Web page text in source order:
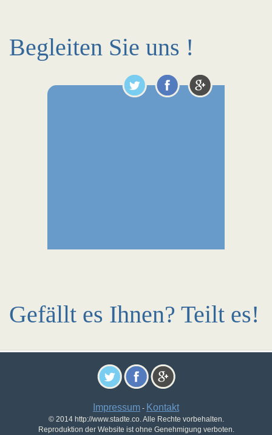
Begleiten Sie uns !
Gefällt es Ihnen? Teilt es!
Impressum - Kontakt
© 2014 http://www.stadte.co. Alle Rechte vorbehalten.
Reproduktion der Website ist ohne Genehmigung verboten.